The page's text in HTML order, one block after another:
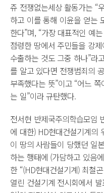
쥬 전쟁없는세상 활동가는 “
하고 이를 통해 이윤을 얻는
한다”며, “가장 대표적인 예
점령한 땅에서 주민들을 강
수출하는 것도 그중 하나”라
를 알고 있다면 전쟁범죄의
부족했다는 뜻”이고 “어느
는 일”이라 규탄했다.
전서현 반제국주의학습모임
에 대한) HD현대건설기계의
이 땅의 사람들이 당했던 일
하는 행태에 (가담하고 있음
한 “(HD현대건설기계) 최철
열린 건설기계 전시회에서